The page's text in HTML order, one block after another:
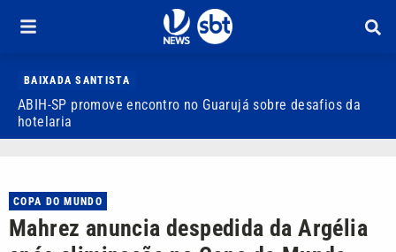
BAIXADA SANTISTA
ABIH-SP promove encontro no Guarujá sobre desafios da
hotelaria
COPA DO MUNDO
Mahrez anuncia despedida da Argélia